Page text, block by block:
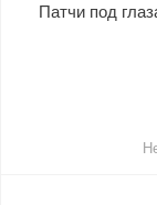
Патчи под